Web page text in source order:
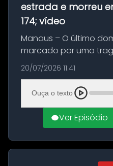
estrada e morreu
174; vídeo
Manaus – O último
marcado por uma
resultou na morte
BR-174, na zona rural
com destino a um
20/07/2026 11:41
Ouça o texto
Ver Episódio